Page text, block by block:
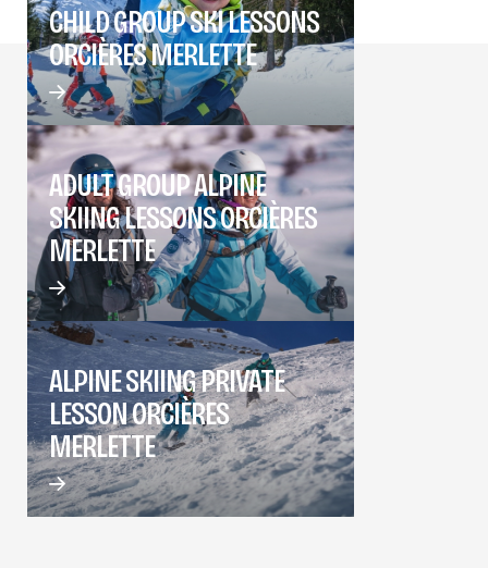
CHILD GROUP SKI LESSONS
ORCIÈRES MERLETTE
ADULT GROUP ALPINE
SKIING LESSONS ORCIÈRES
MERLETTE
ALPINE SKIING PRIVATE
LESSON ORCIÈRES
MERLETTE